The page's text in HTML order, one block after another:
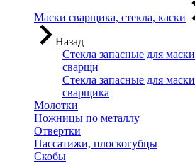
Маски сварщика, стекла, каски
Назад
Стекла запасные для маски
сварщи
Стекла запасные для маски
сварщика
Молотки
Ножницы по металлу
Отвертки
Пассатижи, плоскогубцы
Скобы